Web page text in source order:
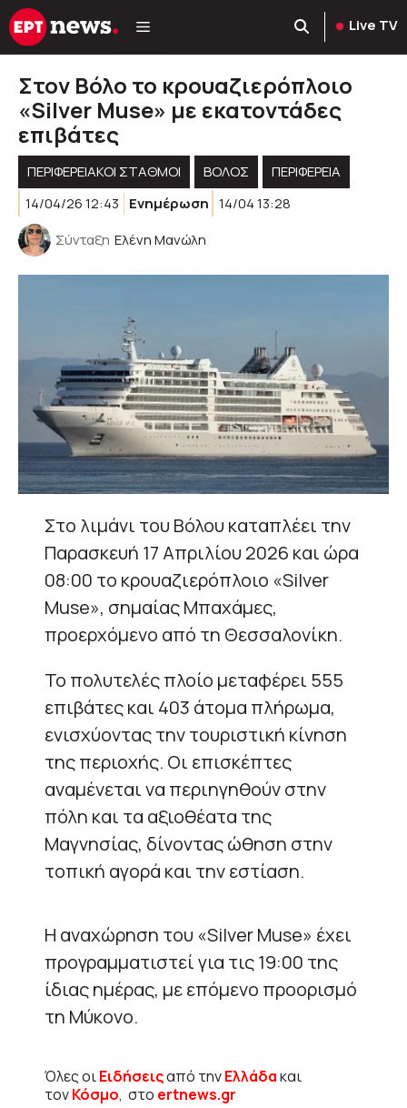
Μετάβαση
σε
Live TV
Στον Βόλο το κρουαζιερόπλοιο
«Silver Muse» με εκατοντάδες
επιβάτες
ΠΕΡΙΦΕΡΕΙΑΚΟΊ ΣΤΑΘΜΟΊ ΒΟΛΟΣ
ΠΕΡΙΦΈΡΕΙΑ
14/04/26 12:43
Ενημέρωση 14/04 13:28
Σύνταξη Ελένη Μανώλη
Στο λιμάνι του Βόλου καταπλέει την
Παρασκευή 17 Απριλίου 2026 και ώρα
08:00 το κρουαζιερόπλοιο «Silver
Muse», σημαίας Μπαχάμες,
προερχόμενο από τη Θεσσαλονίκη.
Το πολυτελές πλοίο μεταφέρει 555
επιβάτες και 403 άτομα πλήρωμα,
ενισχύοντας την τουριστική κίνηση
της περιοχής. Οι επισκέπτες
αναμένεται να περιηγηθούν στην
πόλη και τα αξιοθέατα της
Μαγνησίας, δίνοντας ώθηση στην
τοπική αγορά και την εστίαση.
Η αναχώρηση του «Silver Muse» έχει
προγραμματιστεί για τις 19:00 της
ίδιας ημέρας, με επόμενο προορισμό
τη Μύκονο.
Όλες οιΕιδήσειςαπό τηνΕλλάδακαι
τονΚόσμο, στο ertnews.gr